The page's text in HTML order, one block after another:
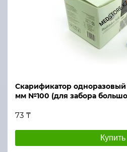
Скарификатор одноразовый
мм №100 (для забора
73 ₸
Купить